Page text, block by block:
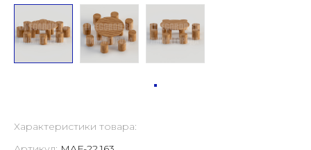
Характеристики товара: